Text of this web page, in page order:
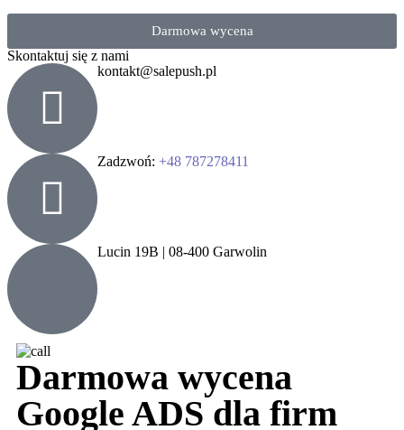
Darmowa wycena
Skontaktuj się z nami
kontakt@salepush.pl
Zadzwoń: +48 787278411
Lucin 19B | 08-400 Garwolin
Darmowa wycena
Google ADS dla firm